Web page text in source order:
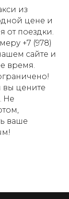
из
цене и
от поездки.
+7 (978)
сайте и
время.
цените
Не
ваше